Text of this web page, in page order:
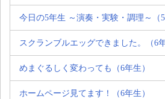
今日の5年生 ～演奏・実験・調理～（5
スクランブルエッグできました。（6年
めまぐるしく変わっても（6年生）
ホームページ見てます！（6年生）